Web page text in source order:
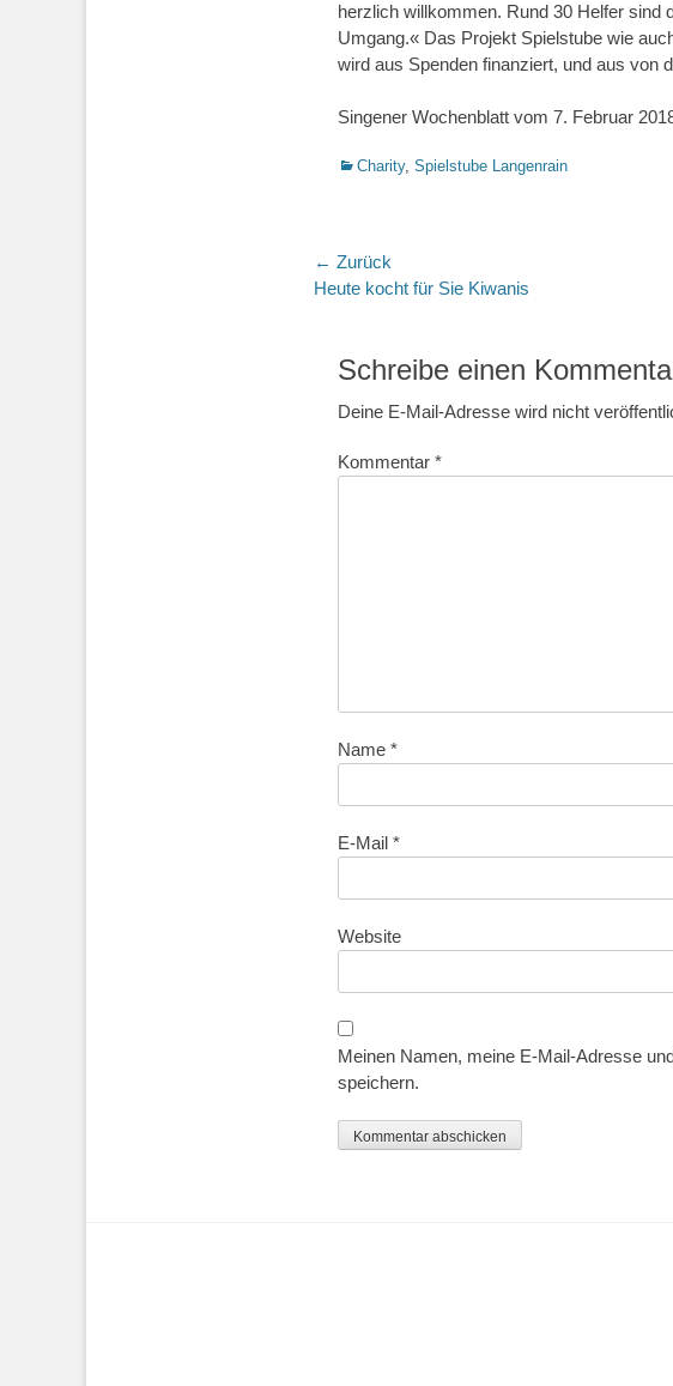
herzlich willkommen. Rund 30 Helfer sind
Umgang.« Das Projekt Spielstube wie
wird aus Spenden finanziert, und aus von
Singener Wochenblatt vom 7. Februar
Kategorien
Charity, Spielstube Langenrain
Beitrags-
Navigation
← Zurück
Vorheriger
Heute kocht für Sie Kiwanis
Schreibe einen
Deine E-Mail-Adresse wird nicht
Kommentar *
Name *
E-Mail *
Website
Meinen Namen, meine E-Mail-Adresse
speichern.